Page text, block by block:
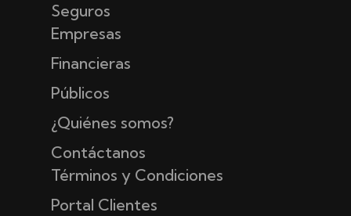
Seguros
Empresas
Financieras
Públicos
¿Quiénes somos?
Contáctanos
Términos y Condiciones
Portal Clientes